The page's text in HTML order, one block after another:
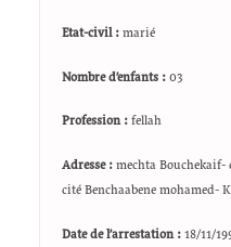
Etat-civil :marié
Nombre d’enfants :03
Profession :fellah
Adresse :mechta Bouchekaif-
cité Benchaabene mohamed-
Date de l’arrestation :18/11/